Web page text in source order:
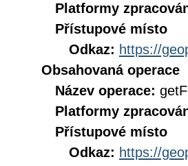
Platformy
Přístupové místo
Odkaz: https://
Obsahovaná operace
Název operace:
Platformy
Přístupové místo
Odkaz: https://